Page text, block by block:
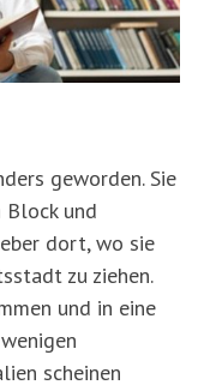
geworden. Sie
Block und
dort, wo sie
zu ziehen.
und in eine
scheinen